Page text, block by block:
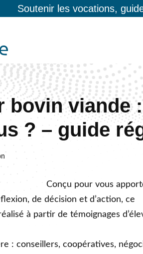
Soutenir les vocations,
bovin viande
? – guide
Conçu pour vous
de décision et d’action, ce
à partir de témoignages
: conseillers, coopératives,